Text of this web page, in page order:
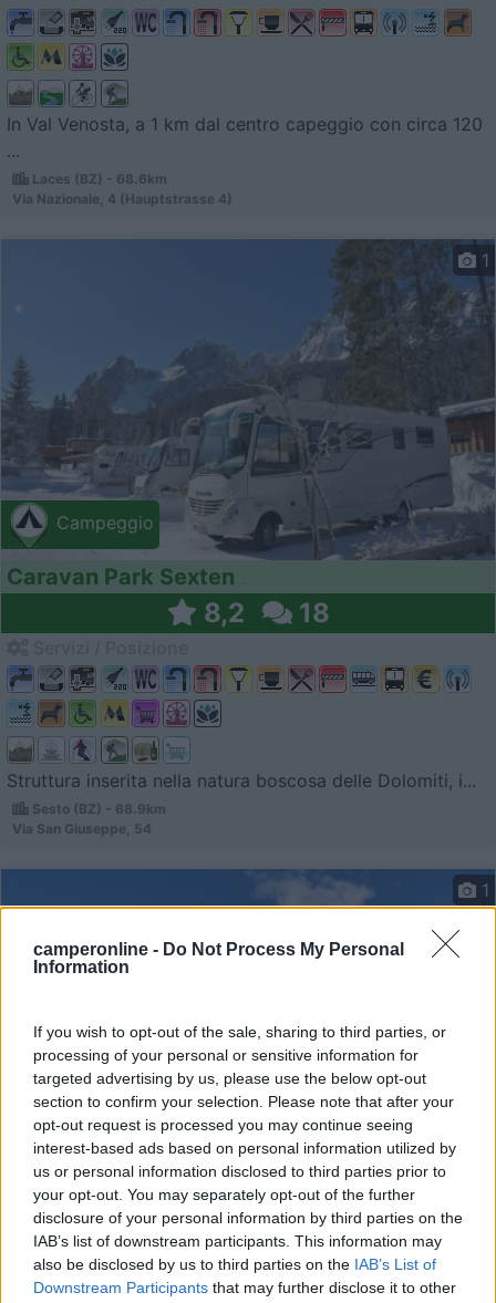
camperonline - Do Not Process My Personal
Information
If you wish to opt-out of the sale, sharing to third parties, or
processing of your personal or sensitive information for
targeted advertising by us, please use the below opt-out
section to confirm your selection. Please note that after your
opt-out request is processed you may continue seeing
interest-based ads based on personal information utilized by
us or personal information disclosed to third parties prior to
your opt-out. You may separately opt-out of the further
disclosure of your personal information by third parties on the
IAB’s list of downstream participants. This information may
also be disclosed by us to third parties on the IAB’s List of
Downstream Participants that may further disclose it to other
In Val Venosta, a 1 km dal centro capeggio con circa 120
...
Laces (BZ) - 68.6km
Via Nazionale, 4 (Hauptstrasse 4)
Campeggio
1
Caravan Park Sexten
8,2 18
Struttura inserita nella natura boscosa delle Dolomiti, i...
Sesto (BZ) - 68.9km
Via San Giuseppe, 54
Campeggio
1
Club del Sole Val di Fiemme Easy Camping
Village
8 11